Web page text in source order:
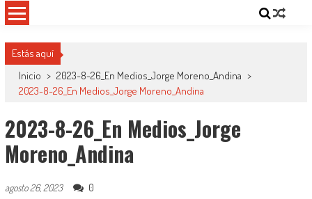
Estás aquí
Inicio > 2023-8-26_En Medios_Jorge Moreno_Andina >
2023-8-26_En Medios_Jorge Moreno_Andina
2023-8-26_En Medios_Jorge
Moreno_Andina
agosto 26, 2023 0